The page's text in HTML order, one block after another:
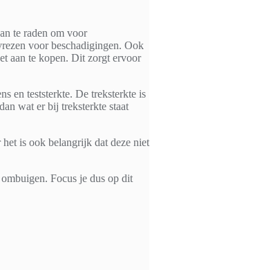
te raden om voor
voor beschadigingen. Ook
aan te kopen. Dit zorgt ervoor
en teststerkte. De treksterkte is
wat er bij treksterkte staat
is ook belangrijk dat deze niet
Focus je dus op dit